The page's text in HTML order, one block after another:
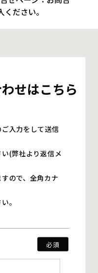
ださい。
せはこちら
入力をして送信
(弊社より返信メ
ので、全角カナ
。